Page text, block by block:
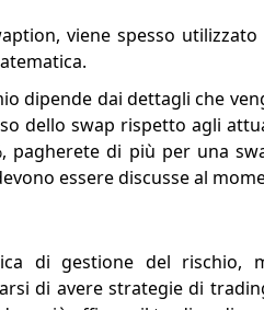
viene spesso
dipende dai dettagli che
dello swap rispetto agli
di più per una
essere discusse al
di gestione del
di avere strategie di